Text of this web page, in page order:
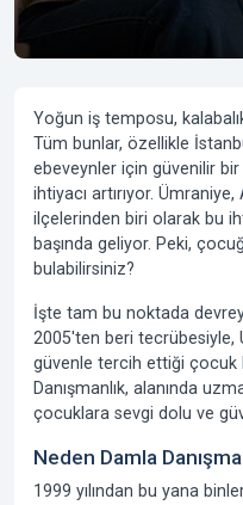
Yoğun iş temposu,
Tüm bunlar, özellikle
ebeveynler için güvenilir bir
ihtiyacı artırıyor. Ümraniye,
ilçelerinden biri olarak bu
başında geliyor. Peki,
bulabilirsiniz?
İşte tam bu noktada
2005'ten beri tecrübesiyle,
güvenle tercih ettiği çocuk
Danışmanlık, alanında
çocuklara sevgi dolu ve
Neden Damla
1999 yılından bu yana